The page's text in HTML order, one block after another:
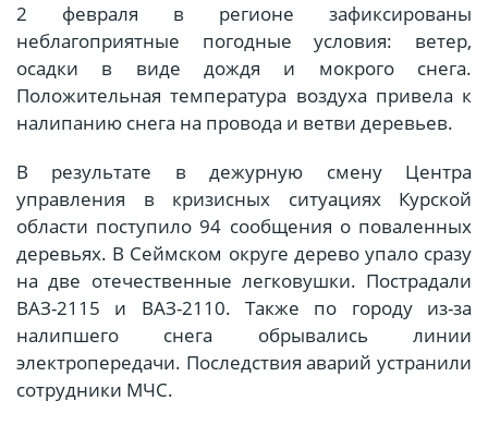
2 февраля в регионе зафиксированы
неблагоприятные погодные условия: ветер,
осадки в виде дождя и мокрого снега.
Положительная температура воздуха привела к
налипанию снега на провода и ветви деревьев.
В результате в дежурную смену Центра
управления в кризисных ситуациях Курской
области поступило 94 сообщения о поваленных
деревьях. В Сеймском округе дерево упало сразу
на две отечественные легковушки. Пострадали
ВАЗ-2115 и ВАЗ-2110. Также по городу из-за
налипшего снега обрывались линии
электропередачи. Последствия аварий устранили
сотрудники МЧС.